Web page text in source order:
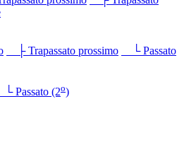
├ Trapassato prossimo
└ Passato
└ Passato (2o)